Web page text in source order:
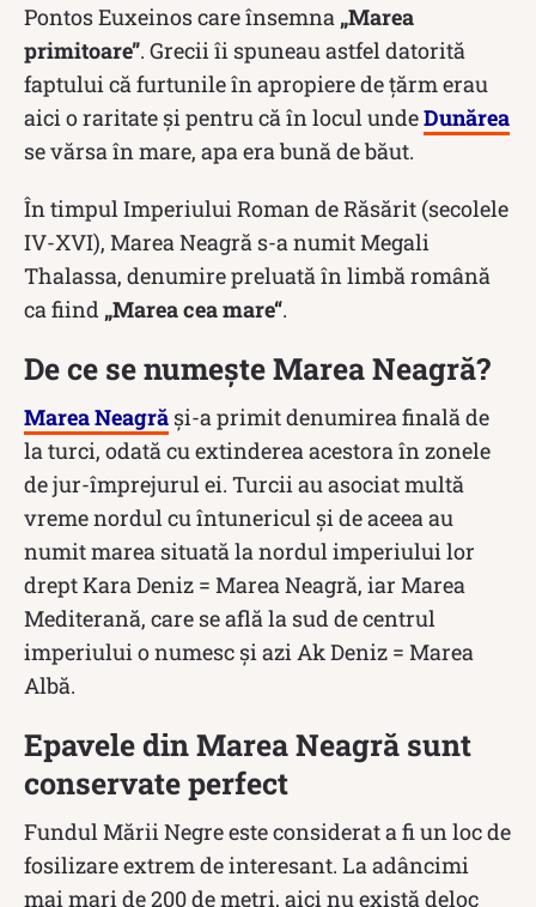
Pontos Euxeinos care însemna „Marea
primitoare”. Grecii îi spuneau astfel datorită
faptului că furtunile în apropiere de țărm erau
aici o raritate și pentru că în locul undeDunărea
se vărsa în mare, apa era bună de băut.
În timpul Imperiului Roman de Răsărit (secolele
IV-XVI), Marea Neagră s-a numit Megali
Thalassa, denumire preluată în limbă română
ca fiind „Marea cea mare“.
De ce se numește Marea Neagră?
Marea Neagră și-a primit denumirea finală de
la turci, odată cu extinderea acestora în zonele
de jur-împrejurul ei. Turcii au asociat multă
vreme nordul cu întunericul şi de aceea au
numit marea situată la nordul imperiului lor
drept Kara Deniz = Marea Neagră, iar Marea
Mediterană, care se află la sud de centrul
imperiului o numesc şi azi Ak Deniz = Marea
Albă.
Epavele din Marea Neagră sunt
conservate perfect
Fundul Mării Negre este considerat a fi un loc de
fosilizare extrem de interesant. La adâncimi
mai mari de 200 de metri, aici nu există deloc